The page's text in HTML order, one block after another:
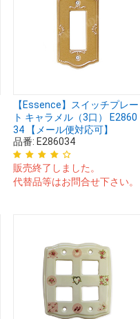
【Essence】スイッチプレー
ト キャラメル（3口） E2860
34 【メール便対応可】
品番: E286034
販売終了しました。
代替品等はお問合せ下さい。